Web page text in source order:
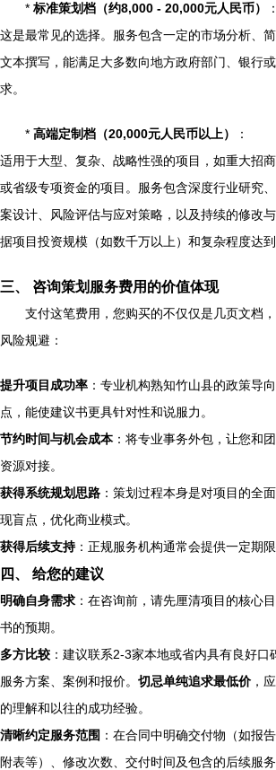
* 标准策划档（约8,000 - 20,000元人民币）
：
这是最常见的选择。服务包含一定的市场分析、
文本撰写，能满足大多数向地方政府部门、银行
求。
* 高端定制档（20,000元人民币以上）
：
适用于大型、复杂、战略性强的项目，如重大招
或省级专项资金的项目。服务包含深度行业研究
案设计、风险评估与应对策略，以及持续的修改
据项目投资规模（如数千万以上）和复杂程度达到
三、 咨询策划服务费用的价值体现
支付这笔费用，您购买的不仅仅是几页文档
风险规避：
提升项目成功率 ：专业机构熟知竹山县的政策导
点，能使建议书更具针对性和说服力。
节约时间与机会成本：将专业事务外包，让您和
资源对接。
获得系统规划思路 ：策划过程本身是对项目的全
现盲点，优化商业模式。
获得后续支持：正规服务机构通常会提供一定期
四、 给您的建议
明确自身需求 ：在咨询前，请先厘清项目的核心
书的预期。
多方比较 ：建议联系2-3家本地或省内具有良好
服务方案、案例和报价。 切忌单纯追求最低价，
的理解和以往的成功经验。
清晰约定服务范围 ：在合同中明确交付物（如报
附表等）、修改次数、交付时间及包含的后续服务